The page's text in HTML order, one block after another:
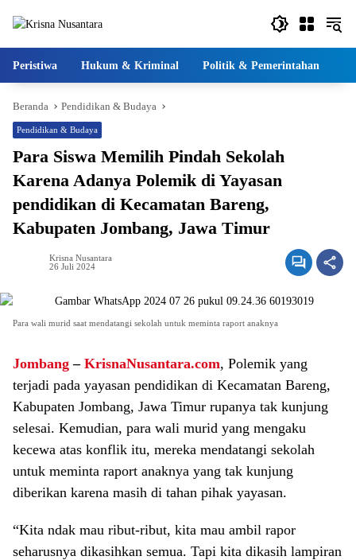
Peristiwa Hukum & Kriminal Politik & Pemerintahan
Beranda Pendidikan & Budaya
Pendidikan & Budaya
Para Siswa Memilih Pindah Sekolah
Karena Adanya Polemik di Yayasan
pendidikan di Kecamatan Bareng,
Kabupaten Jombang, Jawa Timur
Krisna Nusantara
26 Juli 2024
Para wali murid saat mendatangi sekolah untuk meminta raport anaknya
Jombang – KrisnaNusantara.com, Polemik yang
terjadi pada yayasan pendidikan di Kecamatan Bareng,
Kabupaten Jombang, Jawa Timur rupanya tak kunjung
selesai. Kemudian, para wali murid yang mengaku
kecewa atas konflik itu, mereka mendatangi sekolah
untuk meminta raport anaknya yang tak kunjung
diberikan karena masih di tahan pihak yayasan.
“Kita ndak mau ribut-ribut, kita mau ambil rapor
seharusnya dikasihkan semua. Tapi kita dikasih lampiran